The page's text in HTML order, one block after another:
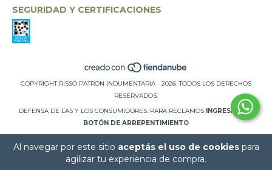
Al navegar por este sitio aceptás el uso de cookiespara
agilizar tu experiencia de compra.
SEGURIDAD Y CERTIFICACIONES
COPYRIGHT RISSO PATRON INDUMENTARIA - 2026. TODOS LOS DERECHOS
RESERVADOS.
DEFENSA DE LAS Y LOS CONSUMIDORES. PARA RECLAMOS INGRESÁ ACÁ.
BOTÓN DE ARREPENTIMIENTO